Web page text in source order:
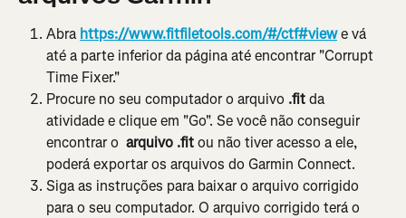
Abra https://www.fitfiletools.com/#/ctf#viewe vá
até a parte inferior da página até encontrar "Corrupt
Time Fixer."
Procure no seu computador o arquivo .fit da
atividade e clique em "Go". Se você não conseguir
encontrar o arquivo .fit ou não tiver acesso a ele,
poderá exportar os arquivos do Garmin Connect.
Siga as instruções para baixar o arquivo corrigido
para o seu computador. O arquivo corrigido terá o